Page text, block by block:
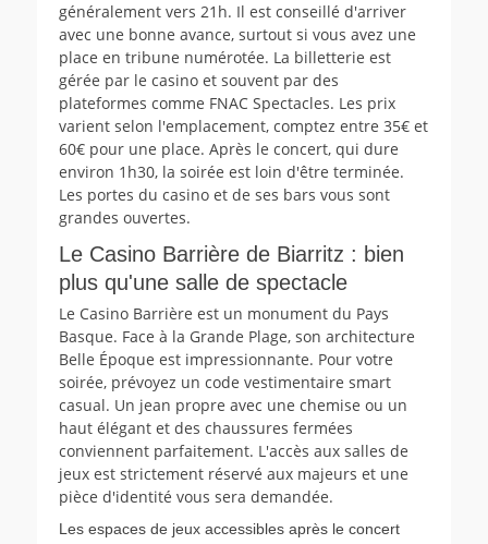
généralement vers 21h. Il est conseillé d'arriver
avec une bonne avance, surtout si vous avez une
place en tribune numérotée. La billetterie est
gérée par le casino et souvent par des
plateformes comme FNAC Spectacles. Les prix
varient selon l'emplacement, comptez entre 35€ et
60€ pour une place. Après le concert, qui dure
environ 1h30, la soirée est loin d'être terminée.
Les portes du casino et de ses bars vous sont
grandes ouvertes.
Le Casino Barrière de Biarritz : bien
plus qu'une salle de spectacle
Le Casino Barrière est un monument du Pays
Basque. Face à la Grande Plage, son architecture
Belle Époque est impressionnante. Pour votre
soirée, prévoyez un code vestimentaire smart
casual. Un jean propre avec une chemise ou un
haut élégant et des chaussures fermées
conviennent parfaitement. L'accès aux salles de
jeux est strictement réservé aux majeurs et une
pièce d'identité vous sera demandée.
Les espaces de jeux accessibles après le concert